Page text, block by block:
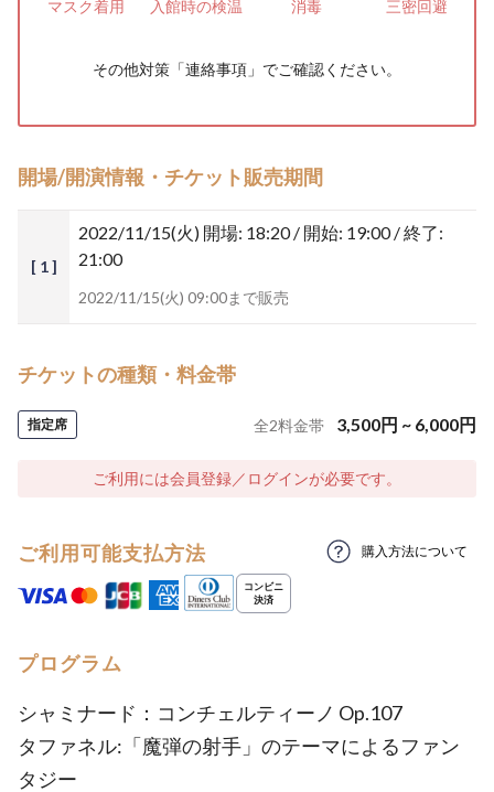
マスク着用 入館時の検温 消毒 三密回避
その他対策「連絡事項 」でご確認ください。
開場/開演情報・チケット販売期間
[ 1 ]
2022/11/15(火) 開場: 18:20 / 開始: 19:00 / 終了:
21:00
2022/11/15(火) 09:00まで販売
チケットの種類・料金帯
指定席 全2料金帯 3,500円 ~ 6,000円
ご利用には会員登録／ログインが必要です。
ご利用可能支払方法 購入方法について
プログラム
シャミナード：コンチェルティーノ Op.107
タファネル:「魔弾の射手」のテーマによるファン
タジー